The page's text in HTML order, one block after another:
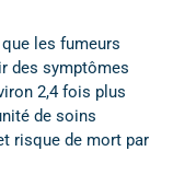
les fumeurs
des symptômes
2,4 fois plus
de soins
risque de mort par